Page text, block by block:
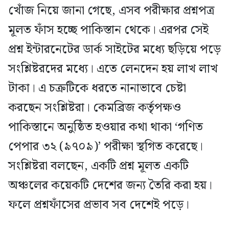
খোঁজ নিয়ে জানা গেছে, এসব পরীক্ষার প্রশ্নপত্র
মূলত ফাঁস হচ্ছে পাকিস্তান থেকে। এরপর সেই
প্রশ্ন ইন্টারনেটের ডার্ক সাইটের মধ্যে ছড়িয়ে পড়ে
সংশ্লিষ্টরদের মধ্যে। এতে লেনদেন হয় লাখ লাখ
টাকা। এ চক্রটিকে ধরতে নানাভাবে চেষ্টা
করছেন সংশ্লিষ্টরা। কেমব্রিজ কর্তৃপক্ষও
পাকিস্তানে অনুষ্ঠিত হওয়ার কথা থাকা ‘গণিত
পেপার ৩২ (৯৭০৯)’ পরীক্ষা স্থগিত করেছে।
সংশ্লিষ্টরা বলছেন, একটি প্রশ্ন মূলত একটি
অঞ্চলের কয়েকটি দেশের জন্য তৈরি করা হয়।
ফলে প্রশ্নফাঁসের প্রভাব সব দেশেই পড়ে।